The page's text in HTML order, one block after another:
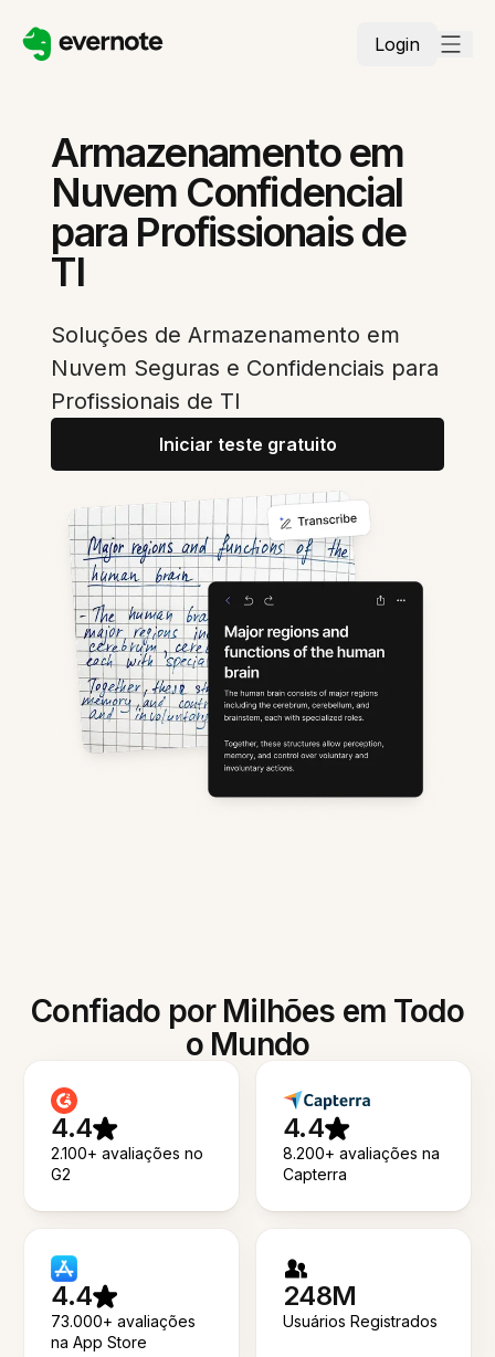
Login
Armazenamento em
Nuvem Confidencial
para Profissionais de
TI
Soluções de Armazenamento em
Nuvem Seguras e Confidenciais para
Profissionais de TI
Iniciar teste gratuito
Confiado por Milhões em Todo
o Mundo
4.4
2.100+ avaliações no
G2
4.4
8.200+ avaliações na
Capterra
4.4
73.000+ avaliações
na App Store
248M
Usuários Registrados